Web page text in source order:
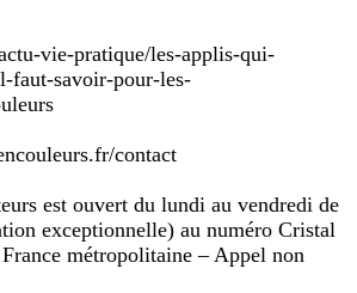
vie-pratique/les-applis-qui-
faut-savoir-pour-les-
contact
est ouvert du lundi au vendredi de
exceptionnelle) au numéro Cristal
métropolitaine – Appel non